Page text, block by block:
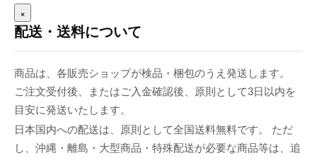
×
配送・送料について
商品は、各販売ショップが検品・梱包のうえ発送します。
ご注文受付後、またはご入金確認後、原則として3日以内を
目安に発送いたします。
日本国内への配送は、原則として全国送料無料です。 ただ
し、沖縄・離島・大型商品・特殊配送が必要な商品等は、追